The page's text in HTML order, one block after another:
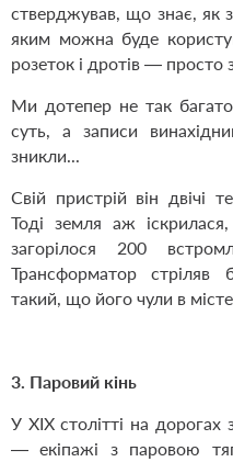
стверджував, що знає, як
яким можна буде
розеток і дротів — просто
Ми дотепер не так
суть, а записи
зникли...
Свій пристрій він двічі
Тоді земля аж
загорілося 200
Трансформатор стріляв
такий, що його чули в
3. Паровий кінь
У ХІХ столітті на дорогах
— екіпажі з паровою